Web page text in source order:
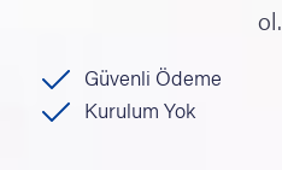
ol.
Güvenli Ödeme
Kurulum Yok